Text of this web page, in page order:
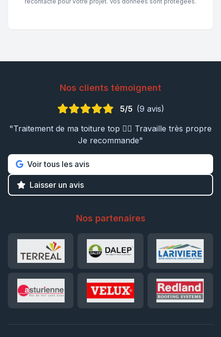
Nos clients témoignent
5/5 (9 avis)
"Traitement de ma toiture top 👍🏼 Travaille très propre
Je recommande"
Voir tous les avis
Laisser un avis
Nos partenaires